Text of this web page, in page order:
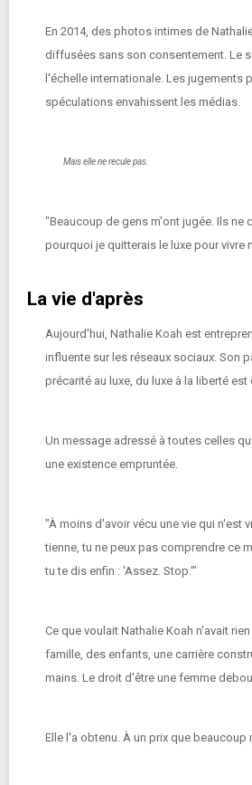
En 2014, des photos intimes de
diffusées sans son consentement. Le
l'échelle internationale. Les jugements
spéculations envahissent les médias.
Mais elle ne recule pas.
"Beaucoup de gens m'ont jugée. Ils ne
pourquoi je quitterais le luxe pour vivre
La vie d'après
Aujourd'hui, Nathalie Koah est
influente sur les réseaux sociaux. Son
précarité au luxe, du luxe à la liberté
Un message adressé à toutes celles
une existence empruntée.
"À moins d'avoir vécu une vie qui n'est
tienne, tu ne peux pas comprendre ce
tu te dis enfin : 'Assez. Stop.'"
Ce que voulait Nathalie Koah n'avait
famille, des enfants, une carrière
mains. Le droit d'être une femme
Elle l'a obtenu. À un prix que beaucoup